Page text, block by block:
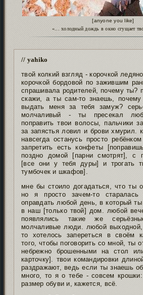
[anyone you like]
«... холодный дождь в окно сгущает
// yahiko
твой колкий взгляд - корочкой
корочкой бордовой по зажившим
спрашивала родителей, почему ты?
скажи, а ты сам-то знаешь,
выдать меня за тебя замуж?
молчаливый - ты пресекал
поправить твои волосы, пальчики
за запястья ловил и брови хмурил.
навсегда останусь просто
запретить есть конфеты
поздно домой [парни смотрят], с
[все они у тебя дуры] и трогать
тумбочек и шкафов].
мне бы стоило догадаться, что ты
но я просто зачем-то
оправдать любой день, в который
в наш [только твой] дом. любой
появлялись такие же
молчаливые люди. любой выходной,
то хотелось запереться в своём
того, чтобы поговорить со мной, ты
небрежно брошенными на стол
карточку]. твои командировки
раздражают, ведь если ты знаешь
много, то я о тебе - совсем крошки:
размер обуви и, кажется, всё.